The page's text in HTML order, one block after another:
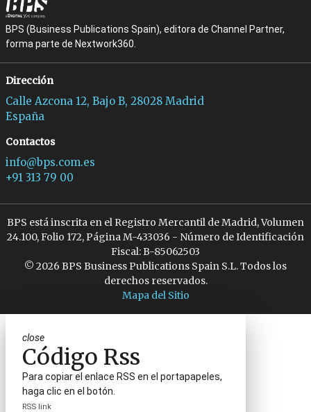
BPS (Business Publications Spain), editora de Channel Partner,
forma parte de Nextwork360.
Dirección
Calle Azcona 12, Bajo B, 28028 Madrid
España
Contactos
info@bps.com.es
+91 313 79 00
BPS está inscrita en el Registro Mercantil de Madrid, Volumen
24.100, Folio 172, Página M-433036 - Número de Identificación
Fiscal: B-85062503
© 2026 BPS Business Publications Spain S.L. Todos los
derechos reservados.
Mapa del Sitio
close
Código Rss
Para copiar el enlace RSS en el portapapeles,
haga clic en el botón.
RSS link